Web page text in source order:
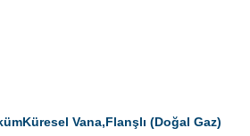
Vana,Flanşlı (Doğal Gaz)